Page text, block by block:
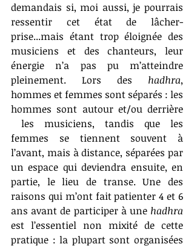
demandais si, moi aussi, je pourrais
ressentir cet état de lâcher-
prise...mais étant trop éloignée des
musiciens et des chanteurs, leur
énergie n’a pas pu m’atteindre
pleinement. Lors des hadhra,
hommes et femmes sont séparés : les
hommes sont autour et/ou derrière
les musiciens, tandis que les
femmes se tiennent souvent à
l’avant, mais à distance, séparées par
un espace qui deviendra ensuite, en
partie, le lieu de transe. Une des
raisons qui m’ont fait patienter 4 et 6
ans avant de participer à une hadhra
est l’essentiel non mixité de cette
pratique : la plupart sont organisées